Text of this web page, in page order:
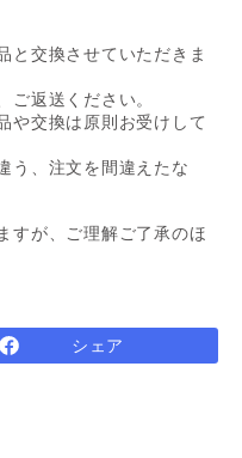
と交換させていただきま
ご返送ください。
や交換は原則お受けして
う、注文を間違えたな
すが、ご理解ご了承のほ
シェア